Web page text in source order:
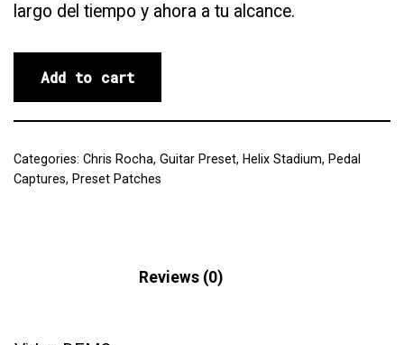
largo del tiempo y ahora a tu alcance.
Add to cart
Categories: Chris Rocha, Guitar Preset, Helix Stadium, Pedal
Captures, Preset Patches
Reviews (0)